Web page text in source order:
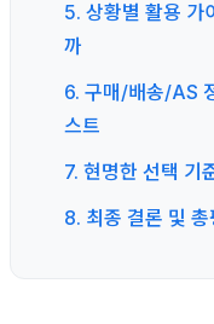
5. 상황별 활용 가
까
6. 구매/배송/AS
스트
7. 현명한 선택 기
8. 최종 결론 및